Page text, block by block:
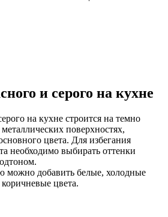
и серого на кухне
на кухне строится на темно
поверхностях,
цвета. Для избегания
необходимо выбирать оттенки
можно добавить белые, холодные
цвета.